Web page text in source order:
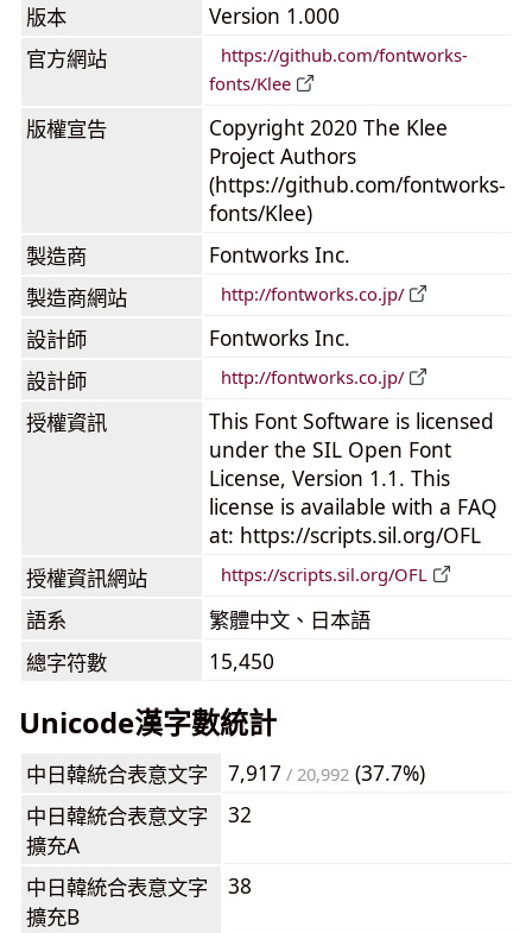
版本
Version 1.000
官方網站
https://github.com/fontworks-
fonts/Klee
版權宣告
Copyright 2020 The Klee
Project Authors
(https://github.com/fontworks-
fonts/Klee)
製造商
Fontworks Inc.
製造商網站
http://fontworks.co.jp/
設計師
Fontworks Inc.
設計師
http://fontworks.co.jp/
授權資訊
This Font Software is licensed
under the SIL Open Font
License, Version 1.1. This
license is available with a FAQ
at: https://scripts.sil.org/OFL
授權資訊網站
https://scripts.sil.org/OFL
語系
繁體中文、日本語
總字符數
15,450
Unicode漢字數統計
中日韓統合表意文字 7,917 / 20,992 (37.7%)
中日韓統合表意文字
擴充A
32
中日韓統合表意文字
擴充B
38